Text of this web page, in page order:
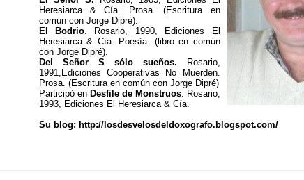
Heresiarca & Cía. Prosa. (Escritura en
común con Jorge Dipré).
El Bodrio. Rosario, 1990, Ediciones El
Heresiarca & Cía. Poesía. (libro en común
con Jorge Dipré).
Del Señor S sólo sueños. Rosario,
1991,Ediciones Cooperativas No Muerden.
Prosa. (Escritura en común con Jorge Dipré)
Participó en Desfile de Monstruos. Rosario,
1993, Ediciones El Heresiarca & Cía.
Su blog: http://losdesvelosdeldoxografo.blogspot.com/